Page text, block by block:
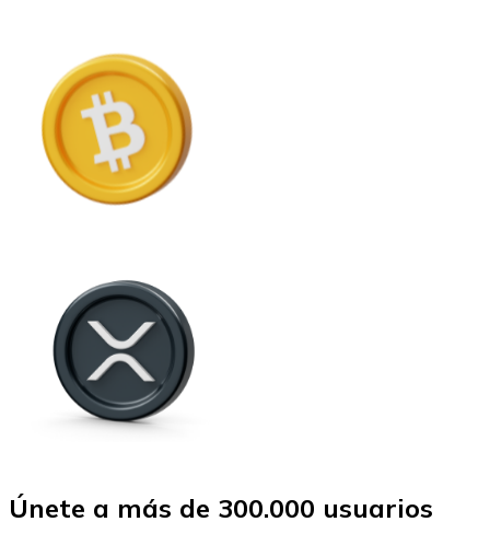
Únete a más de 300.000 usuarios